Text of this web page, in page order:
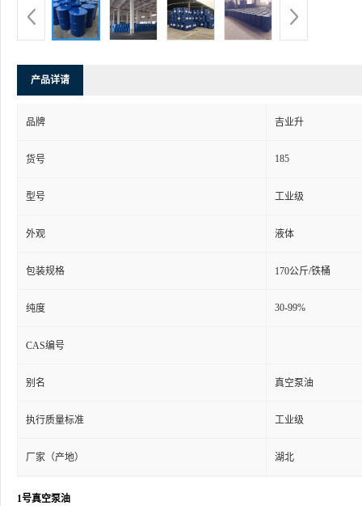
产品详请
品牌 吉业升
货号 185
型号 工业级
外观 液体
包装规格 170公斤/铁桶
纯度 30-99%
CAS编号
别名 真空泵油
执行质量标准 工业级
厂家（产地） 湖北
1号真空泵油